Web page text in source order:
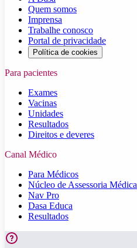
Quem somos
Imprensa
Trabalhe conosco
Portal de privacidade
Política de cookies
Para pacientes
Exames
Vacinas
Unidades
Resultados
Direitos e deveres
Canal Médico
Para Médicos
Núcleo de Assessoria Médica
Nav Pro
Dasa Educa
Resultados